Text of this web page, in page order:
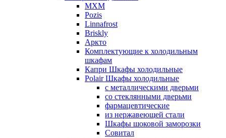
МХМ
Pozis
Linnafrost
Briskly
Аркто
Комплектующие к холодильным
шкафам
Капри Шкафы холодильные
Polair Шкафы холодильные
с металлическими дверьми
со стеклянными дверьми
фармацевтические
из нержавеющей стали
Шкафы шоковой заморозки
Совитал